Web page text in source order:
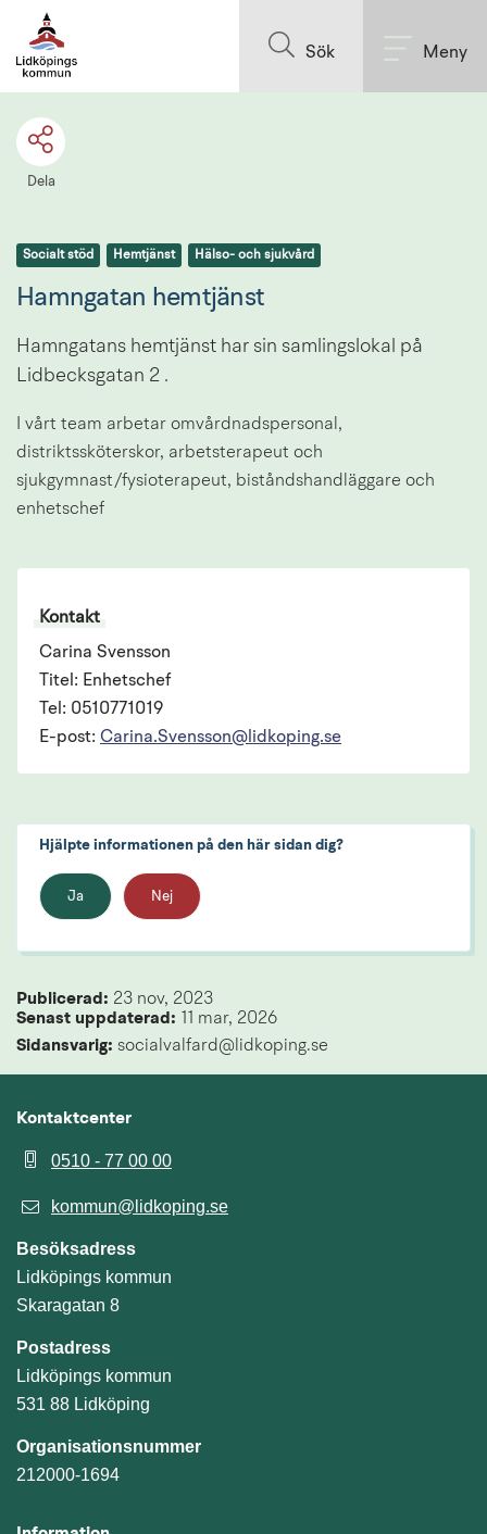
Sök Meny
Dela
Socialt stöd Hemtjänst Hälso- och sjukvård
Hamngatan hemtjänst
Hamngatans hemtjänst har sin samlingslokal på
Lidbecksgatan 2 .
I vårt team arbetar omvårdnadspersonal,
distriktssköterskor, arbetsterapeut och
sjukgymnast/fysioterapeut, biståndshandläggare och
enhetschef
Kontakt
Carina Svensson
Titel: Enhetschef
Tel: 0510771019
E-post: Carina.Svensson@lidkoping.se
Hjälpte informationen på den här sidan dig?
Ja Nej
Publicerad: 23 nov, 2023
Senast uppdaterad:
11 mar, 2026
Sidansvarig: socialvalfard@lidkoping.se
Kontaktcenter
0510 - 77 00 00
kommun@lidkoping.se
Besöksadress
Lidköpings kommun
Skaragatan 8
Postadress
Lidköpings kommun
531 88 Lidköping
Organisationsnummer
212000-1694